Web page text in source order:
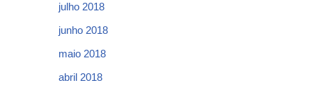
julho 2018
junho 2018
maio 2018
abril 2018